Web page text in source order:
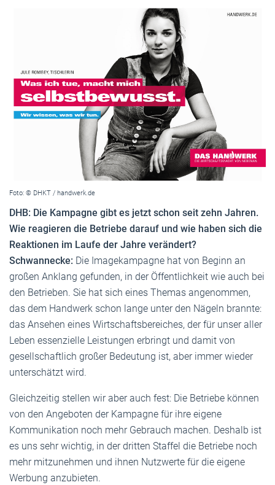
Foto: © DHKT / handwerk.de
DHB: Die Kampagne gibt es jetzt schon seit zehn Jahren.
Wie reagieren die Betriebe darauf und wie haben sich die
Reaktionen im Laufe der Jahre verändert?
Schwannecke: Die Imagekampagne hat von Beginn an
großen Anklang gefunden, in der Öffentlichkeit wie auch bei
den Betrieben. Sie hat sich eines Themas angenommen,
das dem Handwerk schon lange unter den Nägeln brannte:
das Ansehen eines Wirtschaftsbereiches, der für unser aller
Leben essenzielle Leistungen erbringt und damit von
gesellschaftlich großer Bedeutung ist, aber immer wieder
unterschätzt wird.
Gleichzeitig stellen wir aber auch fest: Die Betriebe können
von den Angeboten der Kampagne für ihre eigene
Kommunikation noch mehr Gebrauch machen. Deshalb ist
es uns sehr wichtig, in der dritten Staffel die Betriebe noch
mehr mitzunehmen und ihnen Nutzwerte für die eigene
Werbung anzubieten.